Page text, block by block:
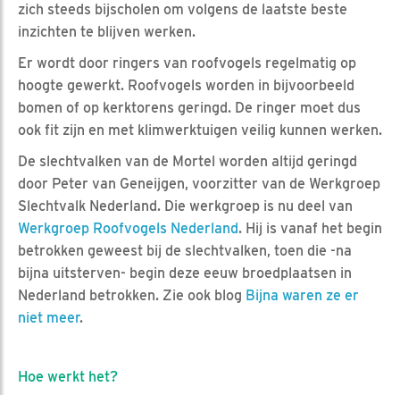
zich steeds bijscholen om volgens de laatste beste
inzichten te blijven werken.
Er wordt door ringers van roofvogels regelmatig op
hoogte gewerkt. Roofvogels worden in bijvoorbeeld
bomen of op kerktorens geringd. De ringer moet dus
ook fit zijn en met klimwerktuigen veilig kunnen werken.
De slechtvalken van de Mortel worden altijd geringd
door Peter van Geneijgen, voorzitter van de Werkgroep
Slechtvalk Nederland. Die werkgroep is nu deel van
Werkgroep Roofvogels Nederland. Hij is vanaf het begin
betrokken geweest bij de slechtvalken, toen die -na
bijna uitsterven- begin deze eeuw broedplaatsen in
Nederland betrokken. Zie ook blog Bijna waren ze er
niet meer.
Hoe werkt het?